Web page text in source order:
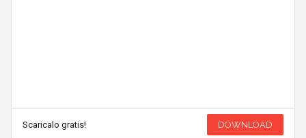
Scaricalo gratis! DOWNLOAD